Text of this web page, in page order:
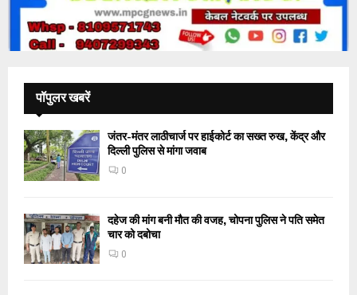
पॉपुलर खबरें
जंतर-मंतर लाठीचार्ज पर हाईकोर्ट का सख्त रुख, केंद्र और
दिल्ली पुलिस से मांगा जवाब
0
दहेज की मांग बनी मौत की वजह, चोपना पुलिस ने पति समेत
चार को दबोचा
0